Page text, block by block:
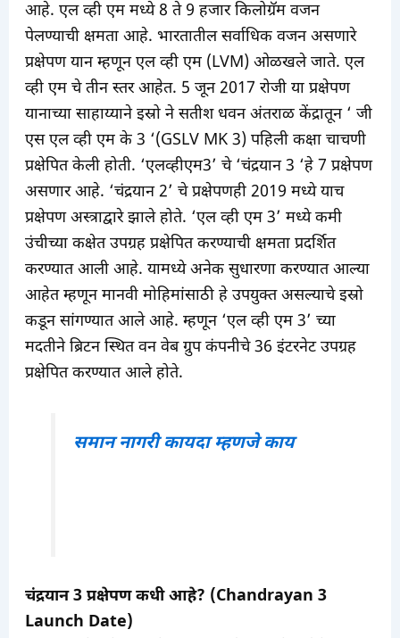
आहे. एल व्ही एम मध्ये 8 ते 9 हजार किलोग्रॅम वजन
पेलण्याची क्षमता आहे. भारतातील सर्वाधिक वजन असणारे
प्रक्षेपण यान म्हणून एल व्ही एम (LVM) ओळखले जाते. एल
व्ही एम चे तीन स्तर आहेत. 5 जून 2017 रोजी या प्रक्षेपण
यानाच्या साहाय्याने इस्रो ने सतीश धवन अंतराळ केंद्रातून ‘ जी
एस एल व्ही एम के 3 ‘(GSLV MK 3) पहिली कक्षा चाचणी
प्रक्षेपित केली होती. ‘एलव्हीएम3’ चे ‘चंद्रयान 3 ‘हे 7 प्रक्षेपण
असणार आहे. ‘चंद्रयान 2’ चे प्रक्षेपणही 2019 मध्ये याच
प्रक्षेपण अस्त्राद्वारे झाले होते. ‘एल व्ही एम 3’ मध्ये कमी
उंचीच्या कक्षेत उपग्रह प्रक्षेपित करण्याची क्षमता प्रदर्शित
करण्यात आली आहे. यामध्ये अनेक सुधारणा करण्यात आल्या
आहेत म्हणून मानवी मोहिमांसाठी हे उपयुक्त असल्याचे इस्रो
कडून सांगण्यात आले आहे. म्हणून ‘एल व्ही एम 3’ च्या
मदतीने ब्रिटन स्थित वन वेब ग्रुप कंपनीचे 36 इंटरनेट उपग्रह
प्रक्षेपित करण्यात आले होते.
समान नागरी कायदा म्हणजे काय
चंद्रयान 3 प्रक्षेपण कधी आहे? (Chandrayan 3
Launch Date)